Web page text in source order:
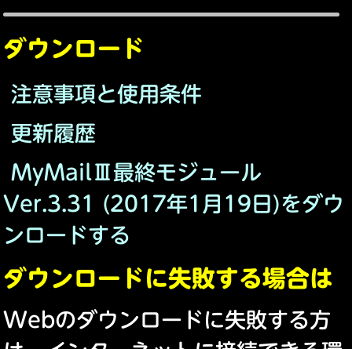
ダウンロード
注意事項と使用条件
更新履歴
MyMailⅢ最終モジュール
Ver.3.31 (2017年1月19日)をダウ
ンロードする
ダウンロードに失敗する場合は
Webのダウンロードに失敗する方